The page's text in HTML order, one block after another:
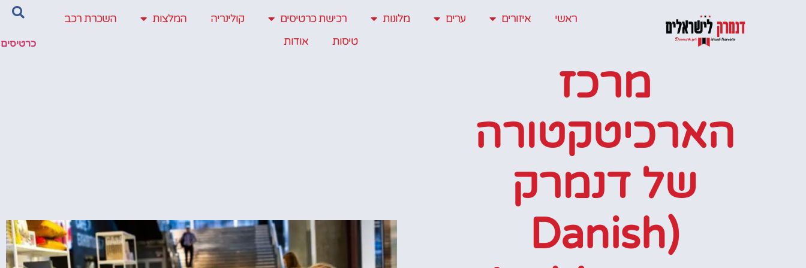
ראשי איזורים ערים מלונות רכישת כרטיסים קולינריה המלצות
השכרת רכב
טיסות
אודות כרטיסים
מרכז
הארכיטקטורה
של דנמרק
(Danish